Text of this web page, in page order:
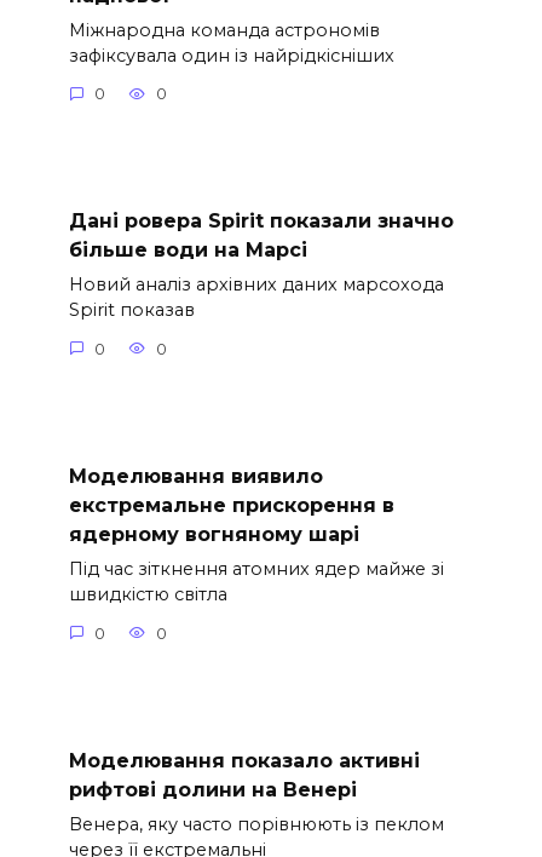
Міжнародна команда астрономів
зафіксувала один із найрідкісніших
0 0
Дані ровера Spirit показали значно
більше води на Марсі
Новий аналіз архівних даних марсохода
Spirit показав
0 0
Моделювання виявило
екстремальне прискорення в
ядерному вогняному шарі
Під час зіткнення атомних ядер майже зі
швидкістю світла
0 0
Моделювання показало активні
рифтові долини на Венері
Венера, яку часто порівнюють із пеклом
через її екстремальні